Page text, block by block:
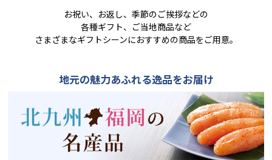
お祝い、お返し、季節のご挨拶などの
各種ギフト、ご当地商品など
さまざまなギフトシーンにおすすめの商品をご用意。
地元の魅力あふれる逸品をお届け